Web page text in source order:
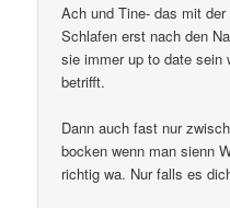
Ach und Tine- das mit
Schlafen erst nach den
sie immer up to date sein
betrifft.
Dann auch fast nur
bocken wenn man sienn
richtig wa. Nur falls es